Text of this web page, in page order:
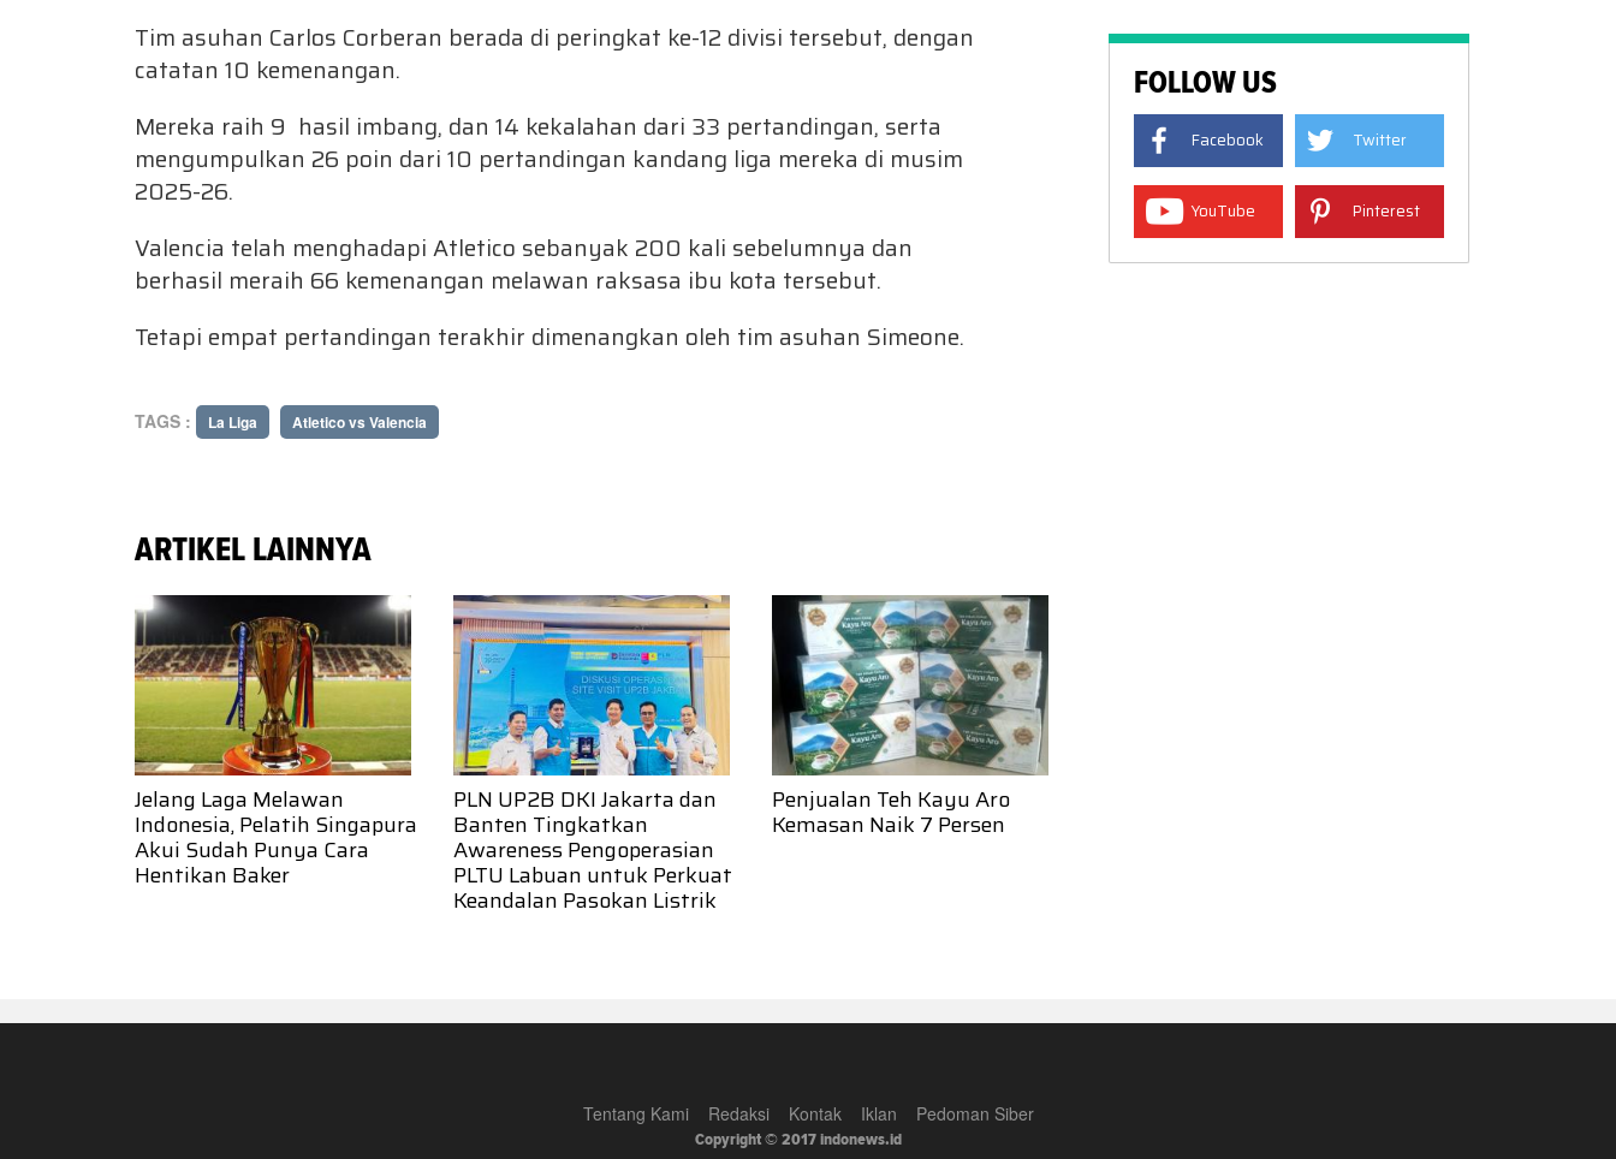
Tim asuhan Carlos Corberan berada di peringkat ke-12 divisi tersebut, dengan
catatan 10 kemenangan.
Mereka raih 9 hasil imbang, dan 14 kekalahan dari 33 pertandingan, serta
mengumpulkan 26 poin dari 10 pertandingan kandang liga mereka di musim
2025-26.
Valencia telah menghadapi Atletico sebanyak 200 kali sebelumnya dan
berhasil meraih 66 kemenangan melawan raksasa ibu kota tersebut.
Tetapi empat pertandingan terakhir dimenangkan oleh tim asuhan Simeone.
TAGS : La Liga Atletico vs Valencia
ARTIKEL LAINNYA
Jelang Laga Melawan
Indonesia, Pelatih Singapura
Akui Sudah Punya Cara
Hentikan Baker
PLN UP2B DKI Jakarta dan
Banten Tingkatkan
Awareness Pengoperasian
PLTU Labuan untuk Perkuat
Keandalan Pasokan Listrik
Penjualan Teh Kayu Aro
Kemasan Naik 7 Persen
FOLLOW US
Facebook Twitter
YouTube Pinterest
Tentang Kami Redaksi Kontak Iklan Pedoman Siber
Copyright © 2017 indonews.id